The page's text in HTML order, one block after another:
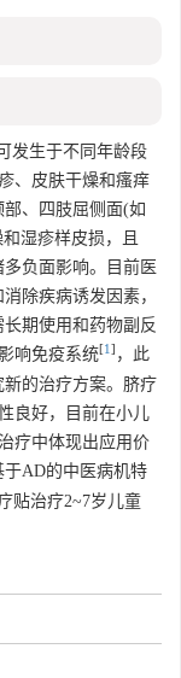
发生于不同年龄段
、皮肤干燥和瘙痒
、四肢屈侧面(如
湿疹样皮损，且
负面影响。目前医
除疾病诱发因素，
期使用和药物副反
响免疫系统[1 ] ，此
的治疗方案。脐疗
良好，目前在小儿
疗中体现出应用价
AD的中医病机特
贴治疗2~7岁儿童